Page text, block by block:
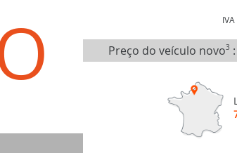
Preço do veículo novo3 :